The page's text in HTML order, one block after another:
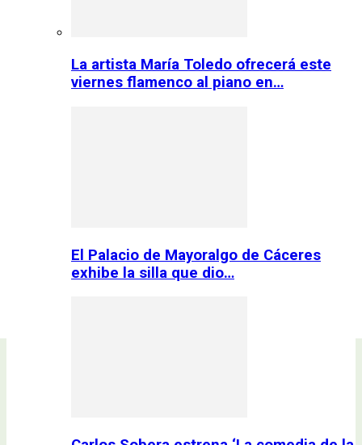
La artista María Toledo ofrecerá este
viernes flamenco al piano en…
El Palacio de Mayoralgo de Cáceres
exhibe la silla que dio…